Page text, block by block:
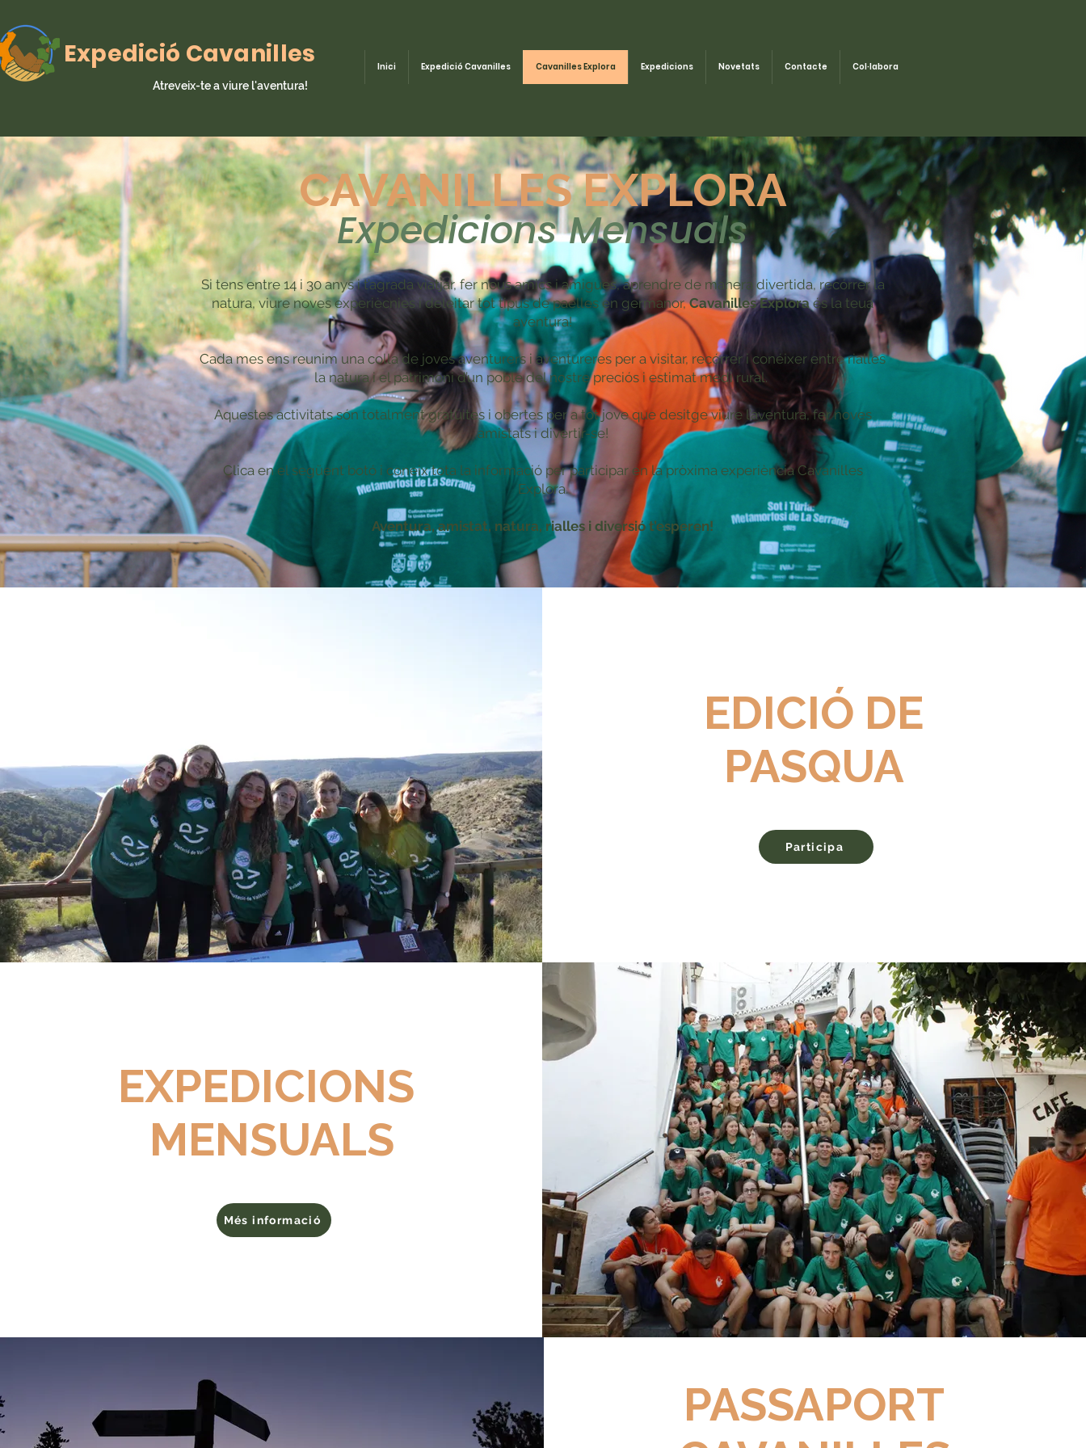
Expedició Cavanilles
Atreveix-te a viure l'aventura!
Inici Expedició Cavanilles Cavanilles Explora Expedicions Novetats Contacte Col·labora
Expedicions Mensuals
CAVANILLES EXPLORA
Si tens entre 14 i 30 anys i t’agrada viatjar, fer nous amics i amigues, aprendre de manera divertida, recórrer la
natura, viure noves experiècnies i deleitar tot tipus de paelles en germanor,Cavanilles Exploraés la teua
aventura!
Cada mes ens reunim una colla de joves aventurers i aventureres per a visitar, recórrer i conéixer entre rialles
la natura i el patrimoni d’un poble del nostre preciós i estimat medi rural.
Aquestes activitats són totalment gratüites i obertes per a tot jove que desitge viure l’aventura, fer noves
amistats i divertir-se!
Clica en el següent botó i coneix tota la informació per participar en la pròxima experiència Cavanilles
Explora.
Aventura, amistat, natura, rialles i diversió t’esperen!
EDICIÓ DE
PASQUA
Participa
EXPEDICIONS
MENSUALS
Més informació
PASSAPORT